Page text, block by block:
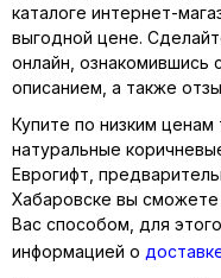
каталоге интернет-
выгодной цене.
онлайн, ознакомившись
описанием, а также
Купите по низким ценам
натуральные
Еврогифт,
Хабаровске вы
Вас способом, для
информацией о